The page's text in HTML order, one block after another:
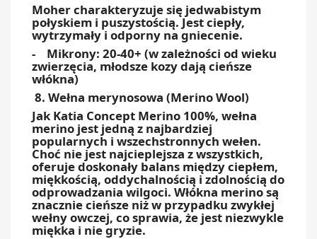
Moher charakteryzuje się jedwabistym
połyskiem i puszystością. Jest ciepły,
wytrzymały i odporny na gniecenie.
- Mikrony: 20-40+ (w zależności od wieku
zwierzęcia, młodsze kozy dają cieńsze
włókna)
8. Wełna merynosowa (Merino Wool)
Jak Katia Concept Merino 100%, wełna
merino jest jedną z najbardziej
popularnych i wszechstronnych wełen.
Choć nie jest najcieplejsza z wszystkich,
oferuje doskonały balans między ciepłem,
miękkością, oddychalnością i zdolnością do
odprowadzania wilgoci. Włókna merino są
znacznie cieńsze niż w przypadku zwykłej
wełny owczej, co sprawia, że jest niezwykle
miękka i nie gryzie.